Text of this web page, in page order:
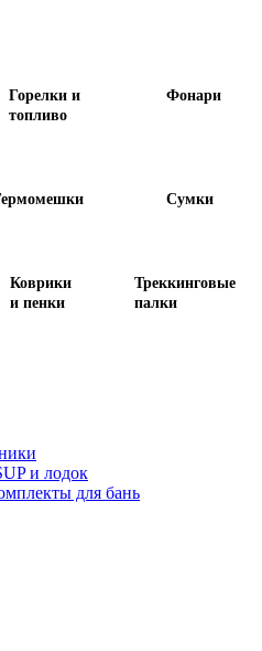
Горелки и
топливо
Фонари
Сумки
Коврики
и пенки
Треккинговые
палки
и лодок
для бань